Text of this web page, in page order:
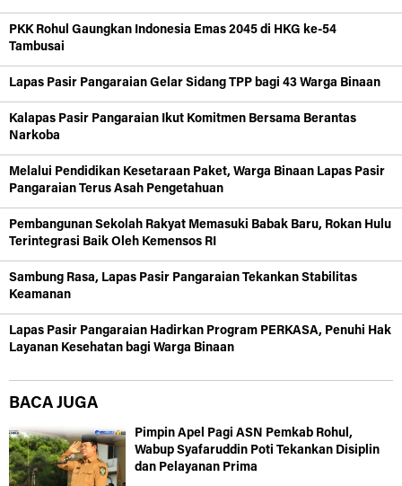
PKK Rohul Gaungkan Indonesia Emas 2045 di HKG ke-54
Tambusai
Lapas Pasir Pangaraian Gelar Sidang TPP bagi 43 Warga Binaan
Kalapas Pasir Pangaraian Ikut Komitmen Bersama Berantas
Narkoba
Melalui Pendidikan Kesetaraan Paket, Warga Binaan Lapas Pasir
Pangaraian Terus Asah Pengetahuan
Pembangunan Sekolah Rakyat Memasuki Babak Baru, Rokan Hulu
Terintegrasi Baik Oleh Kemensos RI
Sambung Rasa, Lapas Pasir Pangaraian Tekankan Stabilitas
Keamanan
Lapas Pasir Pangaraian Hadirkan Program PERKASA, Penuhi Hak
Layanan Kesehatan bagi Warga Binaan
BACA JUGA
Pimpin Apel Pagi ASN Pemkab Rohul,
Wabup Syafaruddin Poti Tekankan Disiplin
dan Pelayanan Prima